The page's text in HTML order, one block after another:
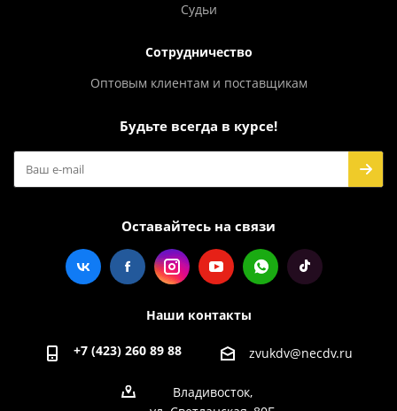
Судьи
Сотрудничество
Оптовым клиентам и поставщикам
Будьте всегда в курсе!
Оставайтесь на связи
Наши контакты
+7 (423) 260 89 88 zvukdv@necdv.ru
Владивосток,